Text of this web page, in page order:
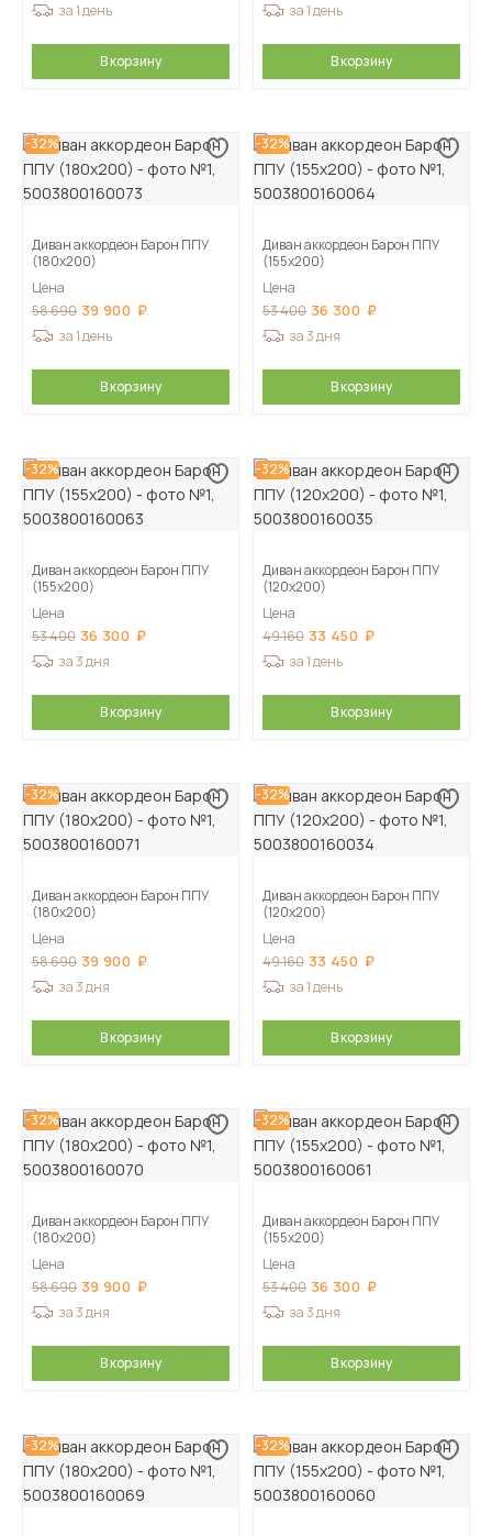
за 1 день
В корзину
за 1 день
В корзину
-32%
Диван аккордеон Барон ППУ
(180х200)
Цена
58 690 39 900
за 1 день
В корзину
-32%
Диван аккордеон Барон ППУ
(155х200)
Цена
53 400 36 300
за 3 дня
В корзину
-32%
Диван аккордеон Барон ППУ
(155х200)
Цена
53 400 36 300
за 3 дня
В корзину
-32%
Диван аккордеон Барон ППУ
(120х200)
Цена
49 160 33 450
за 1 день
В корзину
-32%
Диван аккордеон Барон ППУ
(180х200)
Цена
58 690 39 900
за 3 дня
В корзину
-32%
Диван аккордеон Барон ППУ
(120х200)
Цена
49 160 33 450
за 1 день
В корзину
-32%
Диван аккордеон Барон ППУ
(180х200)
Цена
58 690 39 900
за 3 дня
В корзину
-32%
Диван аккордеон Барон ППУ
(155х200)
Цена
53 400 36 300
за 3 дня
В корзину
-32% -32%